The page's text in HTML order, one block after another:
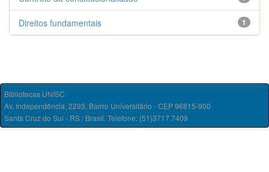
1
Direitos fundamentais
Bibliotecas UNISC
Av. Independência, 2293, Bairro Universitário - CEP 96815-900
Santa Cruz do Sul - RS / Brasil. Telefone: (51)3717.7409